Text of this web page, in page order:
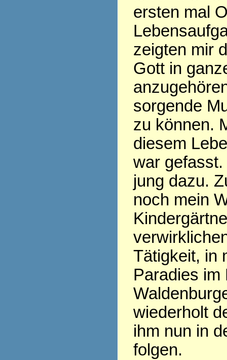
ersten mal
zeigten mir
Gott in
sorgende
zu können.
diesem
war
jung dazu.
noch mein
Tätigkeit, in
Paradies im
wiederholt
ihm nun in
folgen.